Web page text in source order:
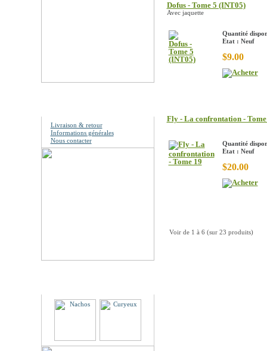
Livraison & retour
Informations générales
Nous contacter
Dofus - Tome 5 (INT05)
Avec jaquette
Quantité
Etat : Neuf
$9.00
Fly - La confrontation -
Quantité
Etat : Neuf
$20.00
Voir de 1 à 6(sur 23 produits)